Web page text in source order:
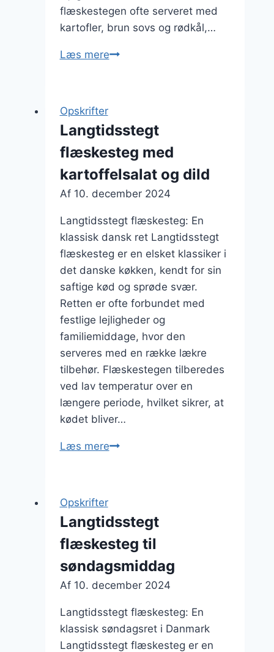
flæskestegen ofte serveret med
kartofler, brun sovs og rødkål,…
Læs mereLangtidsstegt
paprika
Opskrifter
Langtidsstegt
flæskesteg med
kartoffelsalat og dild
Af 10. december 2024
Langtidsstegt flæskesteg: En
klassisk dansk ret Langtidsstegt
flæskesteg er en elsket klassiker i
det danske køkken, kendt for sin
saftige kød og sprøde svær.
Retten er ofte forbundet med
festlige lejligheder og
familiemiddage, hvor den
serveres med en række lækre
tilbehør. Flæskestegen tilberedes
ved lav temperatur over en
længere periode, hvilket sikrer, at
kødet bliver…
Læs mereLangtidsstegt
dild
Opskrifter
Langtidsstegt
flæskesteg til
søndagsmiddag
Af 10. december 2024
Langtidsstegt flæskesteg: En
klassisk søndagsret i Danmark
Langtidsstegt flæskesteg er en